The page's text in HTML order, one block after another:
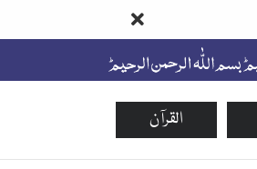
القرآن